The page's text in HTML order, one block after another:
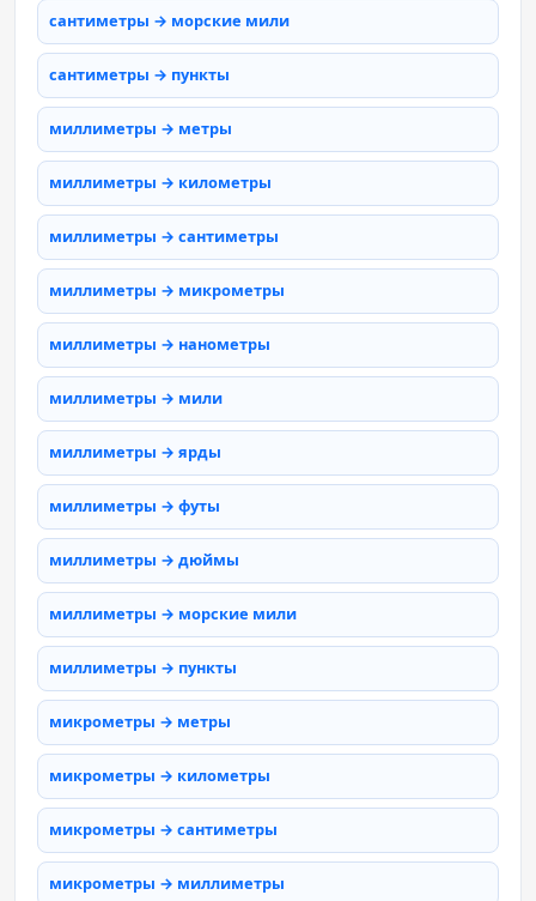
сантиметры → морские мили
сантиметры → пункты
миллиметры → метры
миллиметры → километры
миллиметры → сантиметры
миллиметры → микрометры
миллиметры → нанометры
миллиметры → мили
миллиметры → ярды
миллиметры → футы
миллиметры → дюймы
миллиметры → морские мили
миллиметры → пункты
микрометры → метры
микрометры → километры
микрометры → сантиметры
микрометры → миллиметры